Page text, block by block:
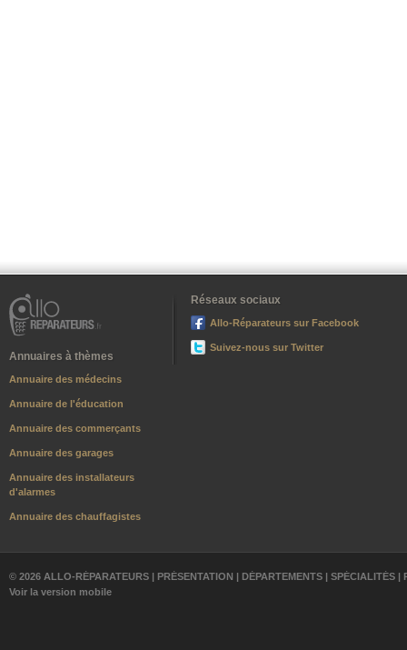
Annuaires à thèmes
Annuaire des médecins
Annuaire de l'éducation
Annuaire des commerçants
Annuaire des garages
Annuaire des installateurs
d'alarmes
Annuaire des chauffagistes
Réseaux sociaux
Allo-Réparateurs sur Facebook
Suivez-nous sur Twitter
© 2026 ALLO-RÉPARATEURS | PRÉSENTATION | DÉPARTEMENTS | SPÉCIALITÉS |
Voir la version mobile